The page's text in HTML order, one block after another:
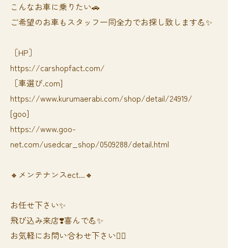
⁡⁡⁡こんなお車に乗りたい🚗
ご希望のお車もスタッフ一同全力でお探し致します💪✨
［HP］
https://carshopfact.com/
［車選び.com]
https://www.kurumaerabi.com/shop/detail/24919/
[goo]
https://www.goo-
net.com/usedcar_shop/0509288/detail.html
🔸メンテナンスect...🔸
お任せ下さい✨
飛び込み来店❣️喜んで💪✨
お気軽にお問い合わせ下さい🙆‍♀️